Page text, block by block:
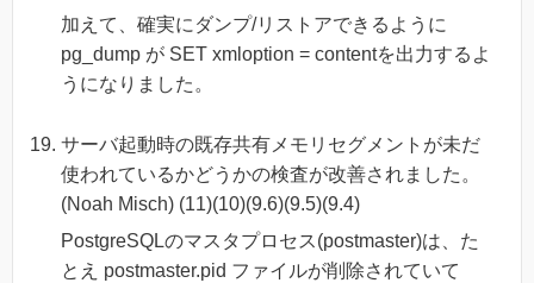
加えて、確実にダンプ/リストアできるように
pg_dump が SET xmloption = contentを出力するよ
うになりました。
サーバ起動時の既存共有メモリセグメントが未だ
使われているかどうかの検査が改善されました。
(Noah Misch) (11)(10)(9.6)(9.5)(9.4)
PostgreSQLのマスタプロセス(postmaster)は、た
とえ postmaster.pid ファイルが削除されていて